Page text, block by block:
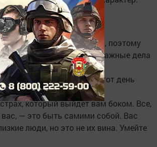
будет не очень активна, поэтому
перестать откладывать важные дела
Луна будет в Деве
аспекте с Сатурном. В этот день
боли, недомогание
который выйдет вам боком. Все,
вас, — это быть самими собой. Вас
люди, но это не их вина. Умейте